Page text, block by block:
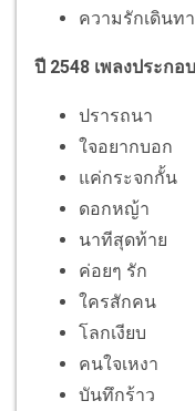
ความรักเดินท
ปี 2548 เพลงประก
ปรารถนา
ใจอยากบอก
แค่กระจกกั้น
ดอกหญ้า
นาทีสุดท้าย
ค่อยๆ รัก
ใครสักคน
โลกเงียบ
คนใจเหงา
บันทึกร้าว